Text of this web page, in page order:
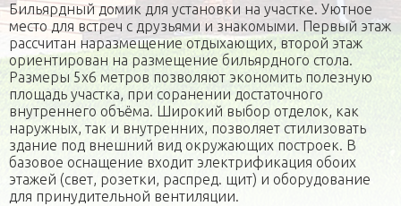
Бильярдный домик для установки на участке. Уютное
место для встреч с друзьями и знакомыми. Первый этаж
рассчитан наразмещение отдыхающих, второй этаж
ориентирован на размещение бильярдного стола.
Размеры 5х6 метров позволяют экономить полезную
площадь участка, при соранении достаточного
внутреннего объёма. Широкий выбор отделок, как
наружных, так и внутренних, позволяет стилизовать
здание под внешний вид окружающих построек. В
базовое оснащение входит электрификация обоих
этажей (свет, розетки, распред. щит) и оборудование
для принудительной вентиляции.